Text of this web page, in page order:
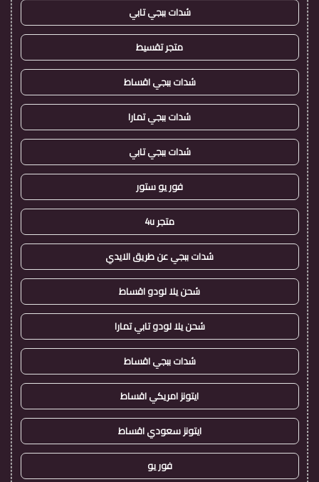
شدات ببجي تابي
متجر تقسيط
شدات ببجي اقساط
شدات ببجي تمارا
شدات ببجي تابي
فور يو ستور
متجر 4u
شدات ببجي عن طريق الايدي
شحن يلا لودو اقساط
شحن يلا لودو تابي تمارا
شدات ببجي اقساط
ايتونز امريكي اقساط
ايتونز سعودي اقساط
فور يو